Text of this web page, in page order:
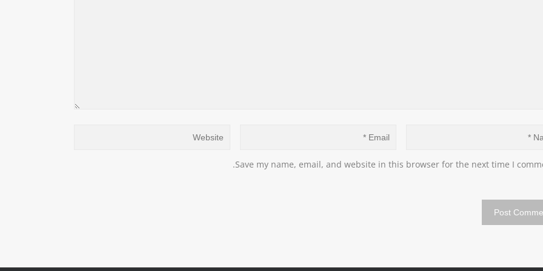
Save my name, email, and website in this browser for the next time I